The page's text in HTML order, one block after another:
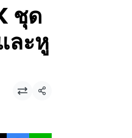
ชุด
ละหู
แชร์